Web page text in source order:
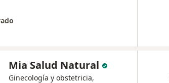
Mia Salud Natural
Ginecología y obstetricia,